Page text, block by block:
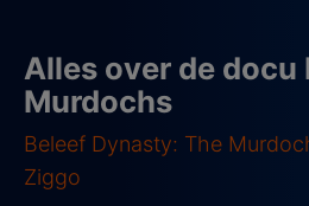
Alles over de docu
Murdochs
Beleef Dynasty: The
Ziggo